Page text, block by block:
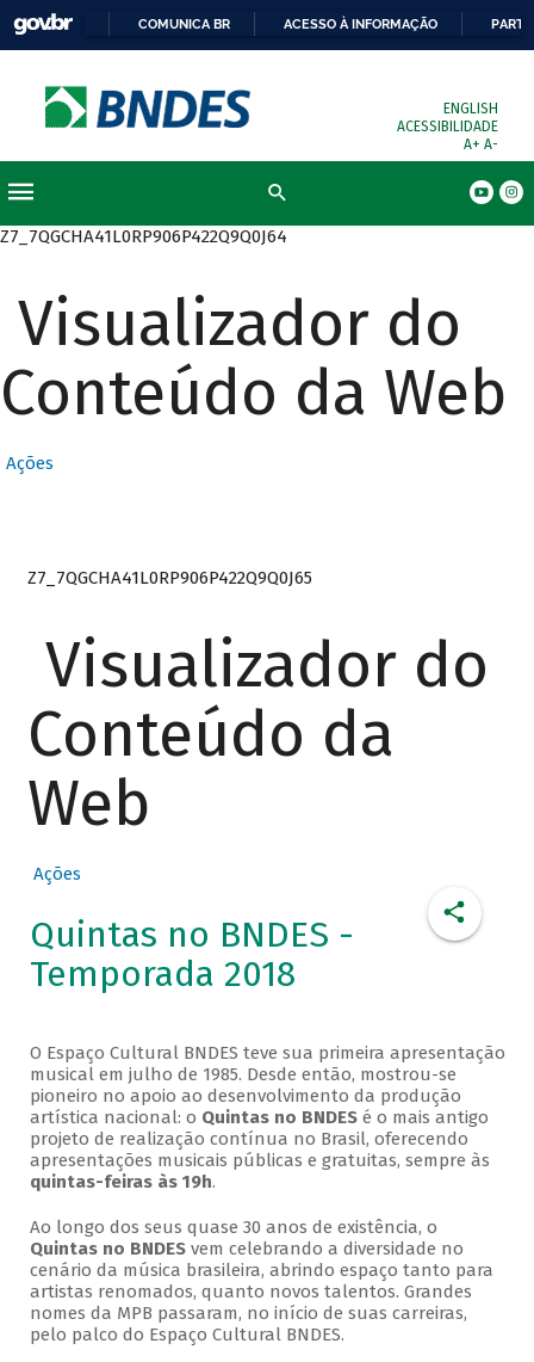
COMUNICA BR ACESSO À INFORMAÇÃO
ENGLISH
ACESSIBILIDADE
A+ A-
Z7_7QGCHA41L0RP906P422Q9Q0J64
Visualizador do
Conteúdo da Web
Ações
Z7_7QGCHA41L0RP906P422Q9Q0J65
Visualizador do
Conteúdo da
Web
Ações
Quintas no BNDES -
Temporada 2018
O Espaço Cultural BNDES teve sua primeira apresentação
musical em julho de 1985. Desde então, mostrou-se
pioneiro no apoio ao desenvolvimento da produção
artística nacional: o Quintas no BNDESé o mais antigo
projeto de realização contínua no Brasil, oferecendo
apresentações musicais públicas e gratuitas, sempre às
quintas-feiras às 19h.
Ao longo dos seus quase 30 anos de existência, o
Quintas no BNDESvem celebrando a diversidade no
cenário da música brasileira, abrindo espaço tanto para
artistas renomados, quanto novos talentos. Grandes
nomes da MPB passaram, no início de suas carreiras,
pelo palco do Espaço Cultural BNDES.